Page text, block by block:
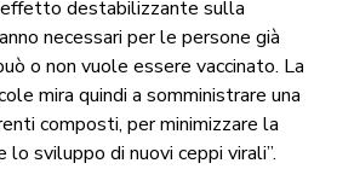
destabilizzante sulla
necessari per le persone già
o non vuole essere vaccinato. La
mira quindi a somministrare una
composti, per minimizzare la
lo sviluppo di nuovi ceppi virali”.